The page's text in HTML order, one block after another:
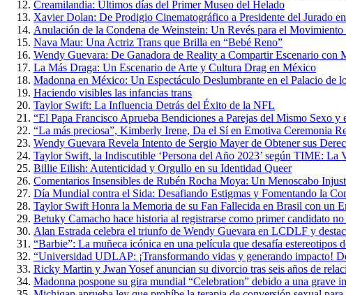
Creamilandia: Últimos días del Primer Museo del Helado
Xavier Dolan: De Prodigio Cinematográfico a Presidente del Jurado
Anulación de la Condena de Weinstein: Un Revés para el
Nava Mau: Una Actriz Trans que Brilla en “Bebé Reno”
Wendy Guevara: De Ganadora de Reality a Compartir Escenario con
La Más Draga: Un Escenario de Arte y Cultura Drag en México
Madonna en México: Un Espectáculo Deslumbrante en el Palacio de
Haciendo visibles las infancias trans
Taylor Swift: La Influencia Detrás del Éxito de la NFL
“El Papa Francisco Aprueba Bendiciones a Parejas del Mismo Sexo y
“La más preciosa”, Kimberly Irene, Da el Sí en Emotiva Ceremonia
Wendy Guevara Revela Intento de Sergio Mayer de Obtener sus
Taylor Swift, la Indiscutible ‘Persona del Año 2023’ según TIME: La
Billie Eilish: Autenticidad y Orgullo en su Identidad Queer
Comentarios Insensibles de Rubén Rocha Moya: Un Menoscabo
Día Mundial contra el Sida: Desafiando Estigmas y Fomentando la
Taylor Swift Honra la Memoria de su Fan Fallecida en Brasil con un
Betuky Camacho hace historia al registrarse como primer candidato
Alan Estrada celebra el triunfo de Wendy Guevara en LCDLF y
“Barbie”: La muñeca icónica en una película que desafía estereotipos
“Universidad UDLAP: ¡Transformando vidas y generando impacto!
Ricky Martin y Jwan Yosef anuncian su divorcio tras seis años de
Madonna pospone su gira mundial “Celebration” debido a una grave